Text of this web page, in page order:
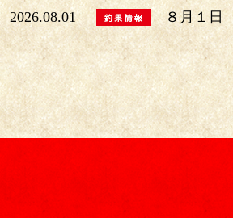
2026.08.01 ８月１日